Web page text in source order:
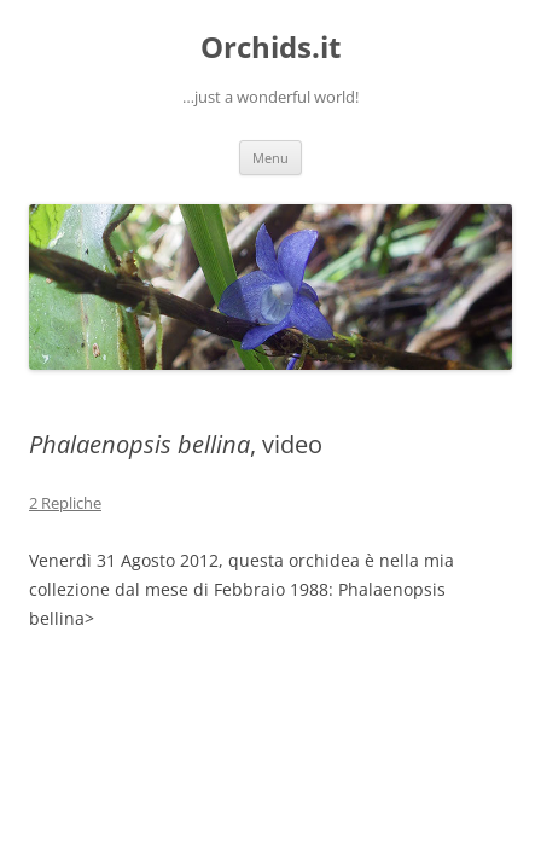
Orchids.it
…just a wonderful world!
Menu
Phalaenopsis bellina, video
2 Repliche
Venerdì 31 Agosto 2012, questa orchidea è nella mia
collezione dal mese di Febbraio 1988: Phalaenopsis
bellina>